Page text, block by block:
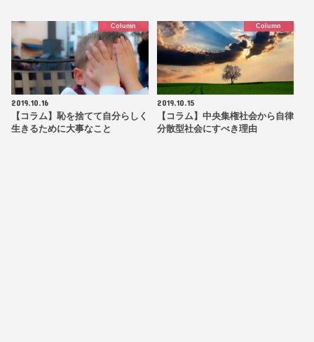
Column
2019.10.16
【コラム】恥を捨てて自分らしく
生きるために大事なこと
Column
2019.10.15
【コラム】中央集権社会から自律
分散型社会にすべき理由